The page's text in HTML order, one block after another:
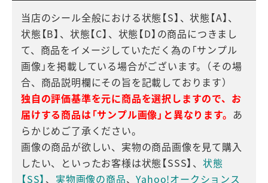
当店のシール全般における状態【S】、状態【A】、
状態【B】、状態【C】、状態【D】の商品につきまし
て、商品をイメージしていただく為の「サンプル
画像」を掲載している場合がございます。（その場
合、商品説明欄にその旨を記載しております）
独自の評価基準を元に商品を選択しますので、お
届けする商品は「サンプル画像」と異なります。 あ
らかじめご了承ください。
画像の商品が欲しい、実物の商品画像を見て購入
したい、といったお客様は状態【SSS】、 状態
【SS】 、 実物画像の商品、Yahoo!オークションス